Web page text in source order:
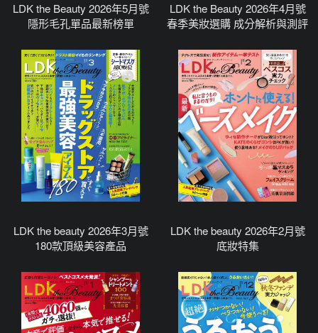
LDK the Beauty 2026年5月號
隱形毛孔單品最新榜單
LDK the Beauty 2026年4月號
春季美妝選購 成分解析與測評
LDK the beauty 2026年3月號
180款頂級美容產品
LDK the beauty 2026年2月號
底妝特集